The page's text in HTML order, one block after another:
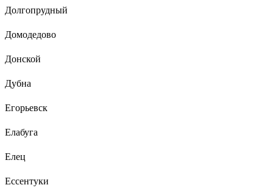
Долгопрудный
Домодедово
Донской
Дубна
Егорьевск
Елабуга
Елец
Ессентуки